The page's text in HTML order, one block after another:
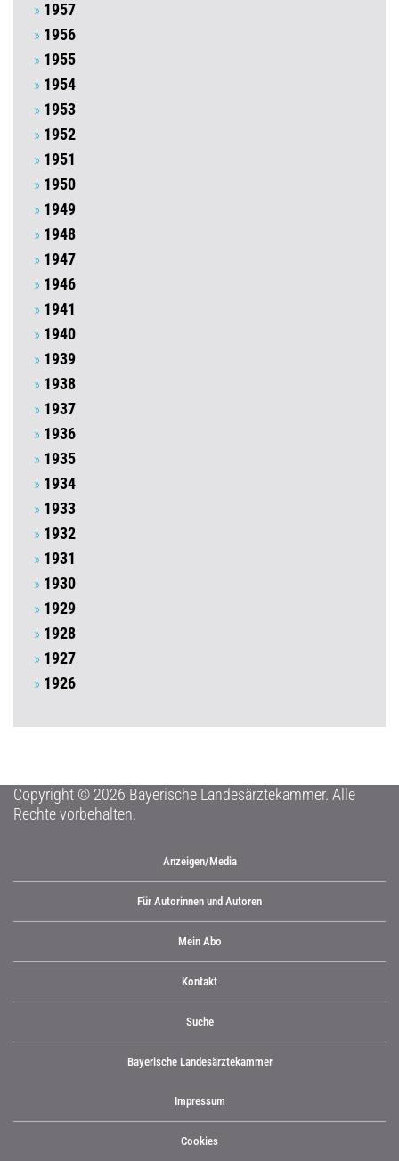
1957
1956
1955
1954
1953
1952
1951
1950
1949
1948
1947
1946
1941
1940
1939
1938
1937
1936
1935
1934
1933
1932
1931
1930
1929
1928
1927
1926
Copyright © 2026 Bayerische Landesärztekammer. Alle
Rechte vorbehalten.
Anzeigen/Media
Für Autorinnen und Autoren
Mein Abo
Kontakt
Suche
Bayerische Landesärztekammer
Impressum
Cookies